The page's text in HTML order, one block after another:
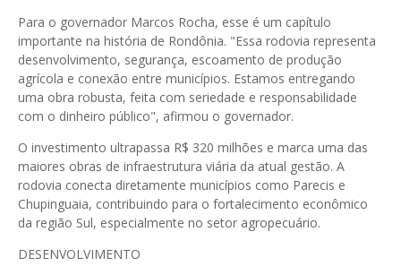
Para o governador Marcos Rocha, esse é um capítulo
importante na história de Rondônia. "Essa rodovia representa
desenvolvimento, segurança, escoamento de produção
agrícola e conexão entre municípios. Estamos entregando
uma obra robusta, feita com seriedade e responsabilidade
com o dinheiro público", afirmou o governador.
O investimento ultrapassa R$ 320 milhões e marca uma das
maiores obras de infraestrutura viária da atual gestão. A
rodovia conecta diretamente municípios como Parecis e
Chupinguaia, contribuindo para o fortalecimento econômico
da região Sul, especialmente no setor agropecuário.
DESENVOLVIMENTO